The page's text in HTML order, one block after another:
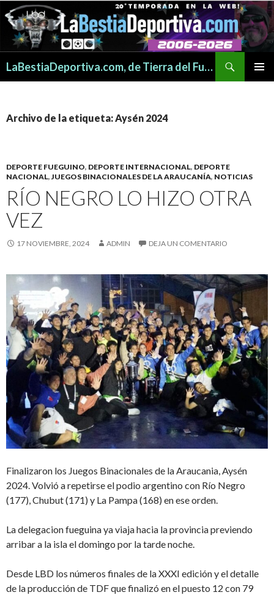
LaBestiaDeportiva.com, de Tierra del Fuego para todo el mundo
Archivo de la etiqueta: Aysén 2024
DEPORTE FUEGUINO, DEPORTE INTERNACIONAL, DEPORTE
NACIONAL,JUEGOS BINACIONALES DE LA ARAUCANÍA, NOTICIAS
RÍO NEGRO LO HIZO OTRA
VEZ
17 NOVIEMBRE, 2024 ADMIN DEJA UN COMENTARIO
Finalizaron los Juegos Binacionales de la Araucania, Aysén
2024. Volvió a repetirse el podio argentino con Río Negro
(177), Chubut (171) y La Pampa (168) en ese orden.
La delegacion fueguina ya viaja hacia la provincia previendo
arribar a la isla el domingo por la tarde noche.
Desde LBD los números finales de la XXXI edición y el detalle
de la producción de TDF que finalizó en el puesto 12 con 79